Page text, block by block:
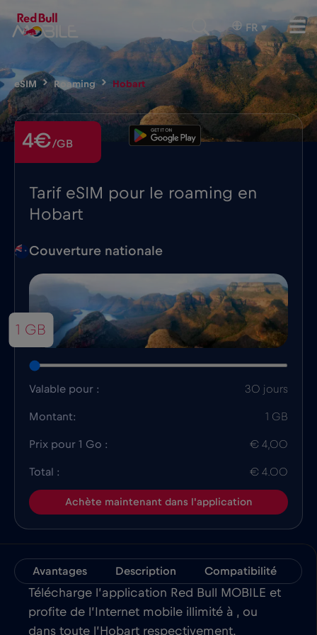
FR ▾
eSIM Roaming Hobart
Tarif eSIM pour le roaming en
Hobart
4€/GB
Couverture nationale
1 GB
Valable pour : 30 jours
Montant: 1 GB
Prix pour 1 Go : € 4,00
Total : € 4.00
Achète maintenant dans l'application
Avantages Description Compatibilité
Télécharge l’application Red Bull MOBILE et
profite de l’Internet mobile illimité à , ou
dans toute l’Hobart respectivement.